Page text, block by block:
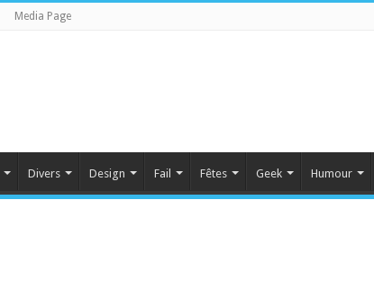
Media Page
Divers Design Fail Fêtes Geek Humour